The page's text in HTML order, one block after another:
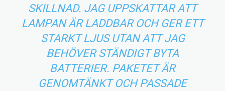
SKILLNAD. JAG UPPSKATTAR ATT
LAMPAN ÄR LADDBAR OCH GER ETT
STARKT LJUS UTAN ATT JAG
BEHÖVER STÄNDIGT BYTA
BATTERIER. PAKETET ÄR
GENOMTÄNKT OCH PASSADE